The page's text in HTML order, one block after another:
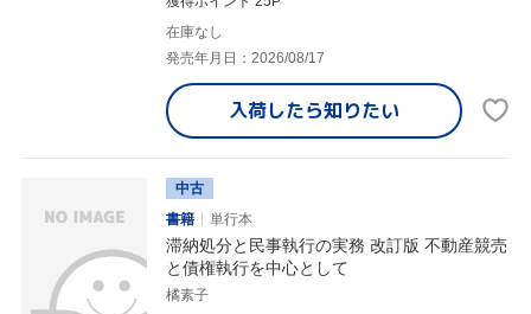
在庫なし
発売年月日：2026/08/17
入荷したら知りたい
中古
書籍
単行本
滞納処分と民事執行の実務 改訂版 不動産競売
と債権執行を中心として
橘素子